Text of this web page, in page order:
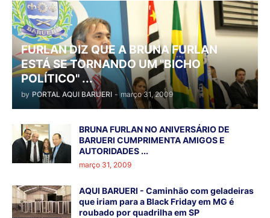
FURLAN DIZ QUE A BRUNA FURLAN
ESTÁ SE TORNANDO UM "BICHO
POLÍTICO" ...
by PORTAL AQUI BARUERI - março 31, 2009
BRUNA FURLAN NO ANIVERSÁRIO DE
BARUERI CUMPRIMENTA AMIGOS E
AUTORIDADES ...
março 31, 2009
AQUI BARUERI - Caminhão com geladeiras
que iriam para a Black Friday em MG é
roubado por quadrilha em SP